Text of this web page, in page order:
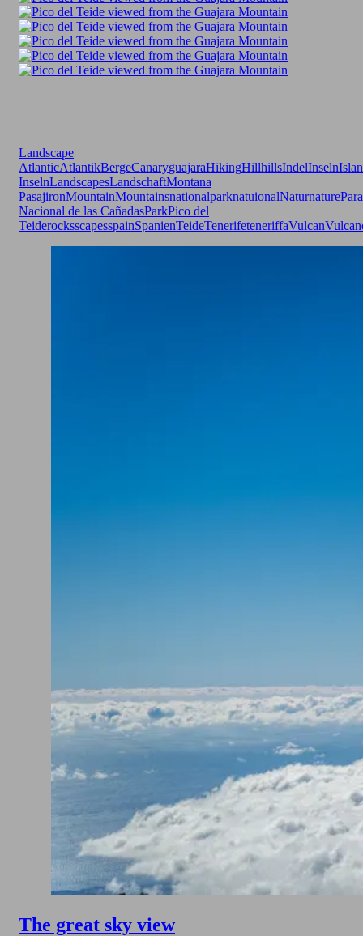
Landscape
AtlanticAtlantikBergeCanaryguajaraHikingHillhillsIndelInseln
InselnLandscapesLandschaftMontana
PasajironMountainMountainsnationalparknatuionalNaturnature
Nacional de las CañadasParkPico del
TeiderocksscapesspainSpanienTeideTenerifeteneriffaVulcan
The great sky view